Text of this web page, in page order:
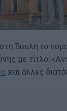
Βουλή το
με τίτλο:
και άλλες